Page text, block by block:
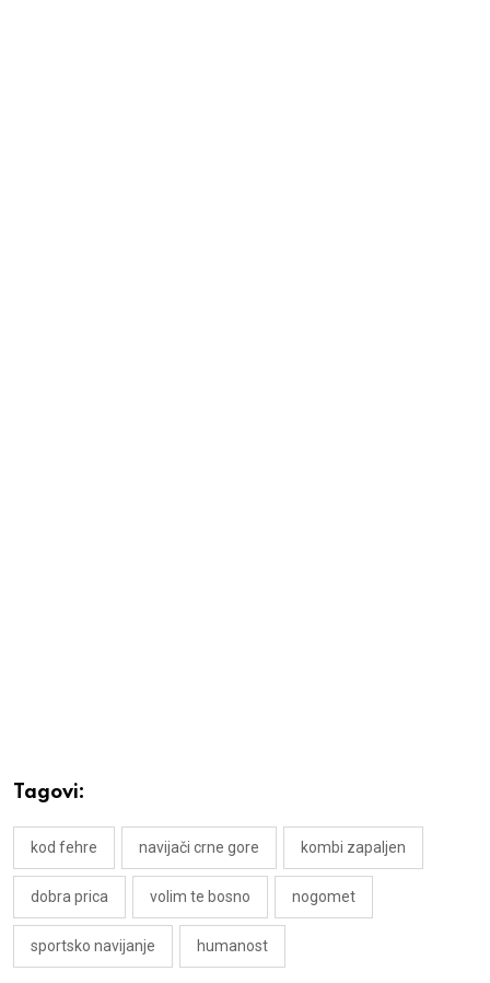
Tagovi:
kod fehre navijači crne gore kombi zapaljen
dobra prica volim te bosno nogomet
sportsko navijanje humanost